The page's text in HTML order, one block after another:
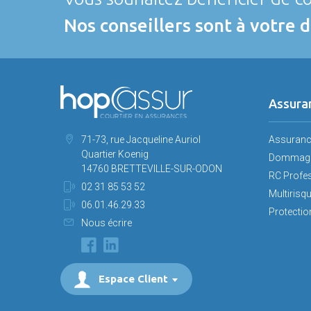
Nos conseillers sont à votre
71-73, rue Jacqueline Auriol
Quartier Koenig
14760 BRETTEVILLE-SUR-ODON
02 31 85 53 52
06.01.46.29.33
Nous écrire
Espace Client
RC